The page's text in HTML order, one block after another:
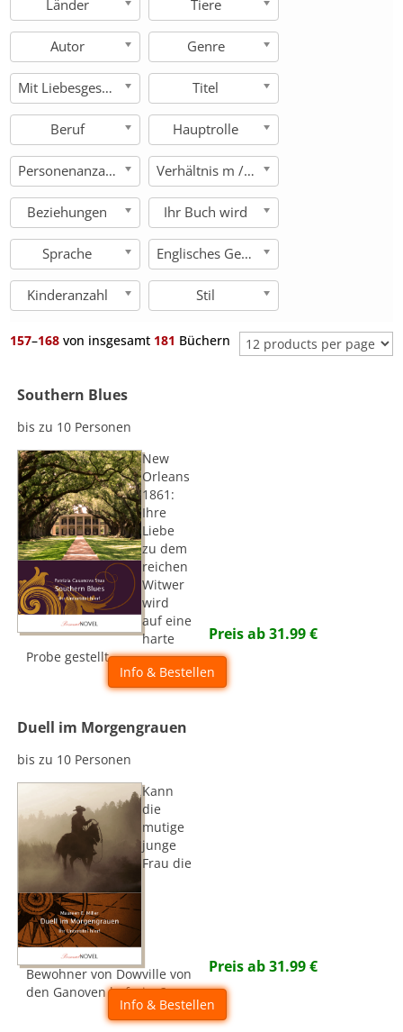
Länder Tiere
Autor Genre
Mit Liebesgeschichte Titel
Beruf Hauptrolle
Personenanzahl Verhältnis m / w
Beziehungen Ihr Buch wird
Sprache Englisches Genre
Kinderanzahl Stil
157–168 von insgesamt 181 Büchern
Southern Blues
bis zu 10 Personen
New
Orleans
1861:
Ihre
Liebe
zu dem
reichen
Witwer
wird
auf eine
harte
Probe gestellt...
Preis ab31.99€
Info & Bestellen
Duell im Morgengrauen
bis zu 10 Personen
Kann
die
mutige
junge
Frau die
Bewohner von Dowville von
den Ganoven befreien?
Preis ab31.99€
Info & Bestellen